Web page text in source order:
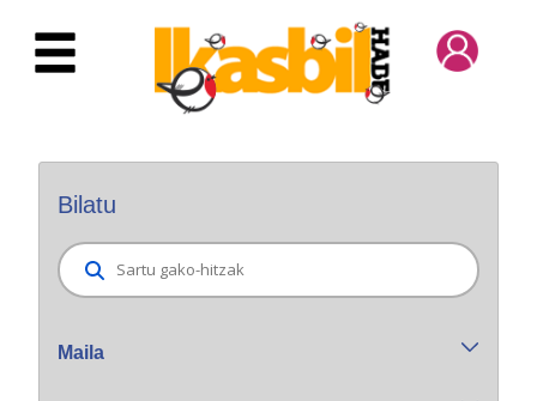
Eduki nagusira joan
Bilatu
Maila